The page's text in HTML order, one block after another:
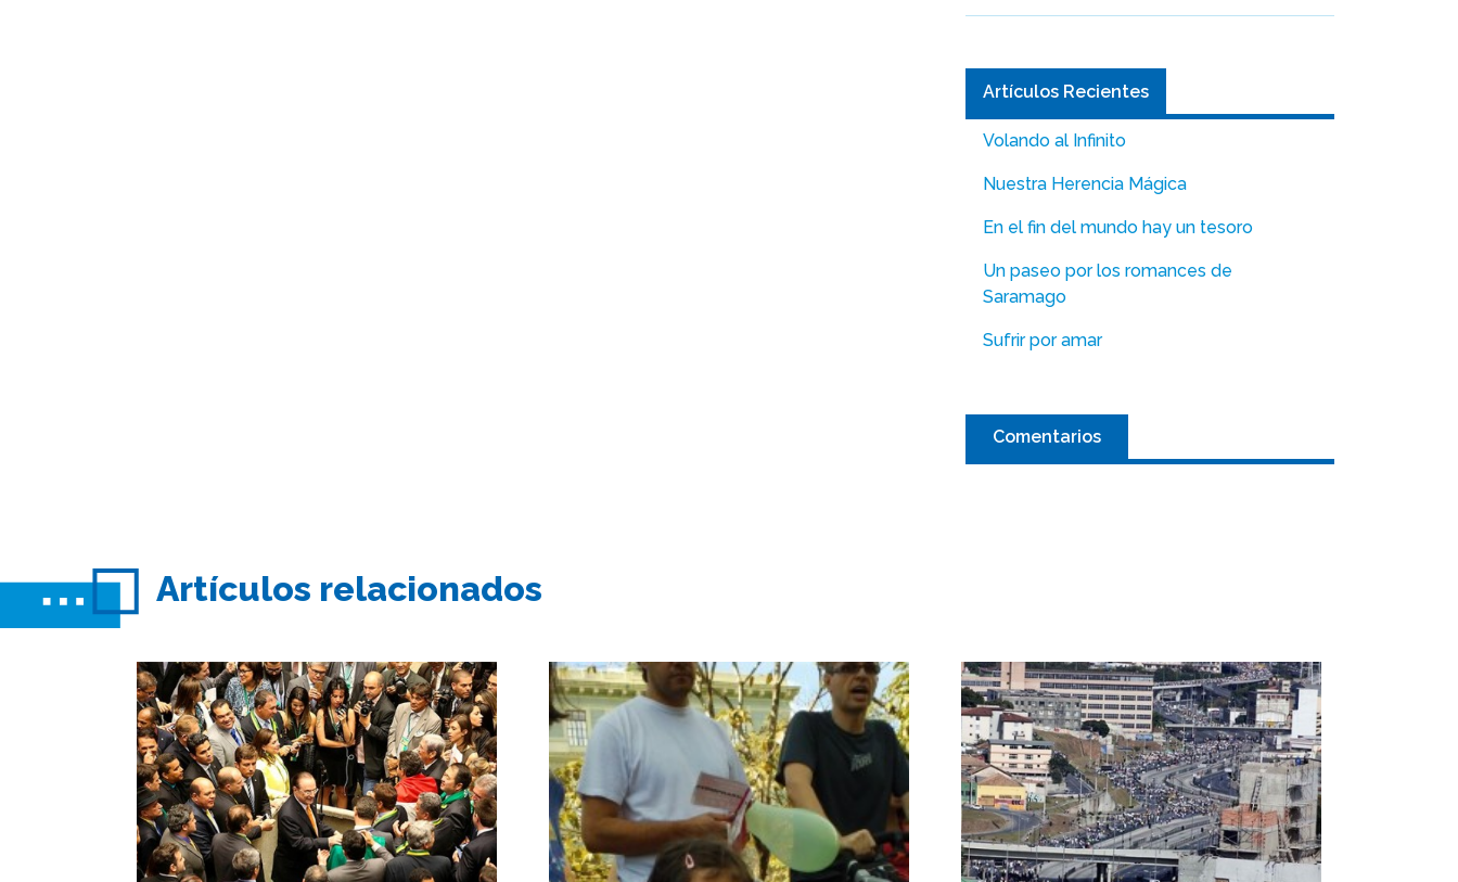
Artículos Recientes
Volando al Infinito
Nuestra Herencia Mágica
En el fin del mundo hay un tesoro
Un paseo por los romances de
Saramago
Sufrir por amar
Comentarios
Artículos relacionados